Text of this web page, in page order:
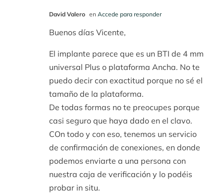
David Valero en Accede para responder
Buenos días Vicente,
El implante parece que es un BTI de 4 mm
universal Plus o plataforma Ancha. No te
puedo decir con exactitud porque no sé el
tamaño de la plataforma.
De todas formas no te preocupes porque
casi seguro que haya dado en el clavo.
COn todo y con eso, tenemos un servicio
de confirmación de conexiones, en donde
podemos enviarte a una persona con
nuestra caja de verificación y lo podéis
probar in situ.